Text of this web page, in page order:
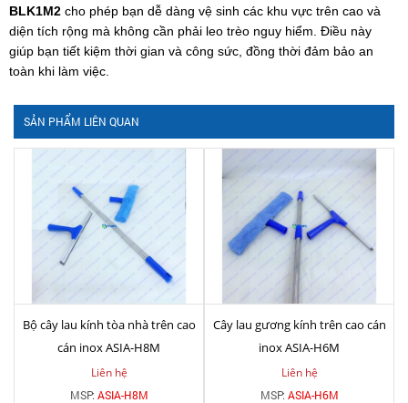
BLK1M2 cho phép bạn dễ dàng vệ sinh các khu vực trên cao và
diện tích rộng mà không cần phải leo trèo nguy hiểm. Điều này
giúp bạn tiết kiệm thời gian và công sức, đồng thời đảm bảo an
toàn khi làm việc.
SẢN PHẨM LIÊN QUAN
Bộ cây lau kính tòa nhà trên cao
cán inox ASIA-H8M
Liên hệ
MSP: ASIA-H8M
Cây lau gương kính trên cao cán
inox ASIA-H6M
Liên hệ
MSP: ASIA-H6M